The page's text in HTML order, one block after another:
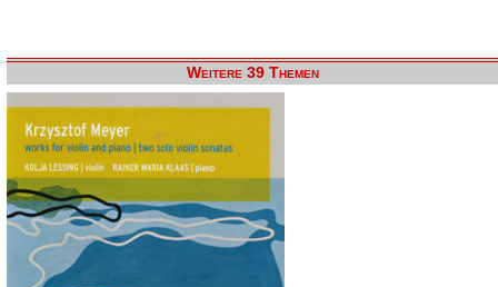
Weitere 39 Themen